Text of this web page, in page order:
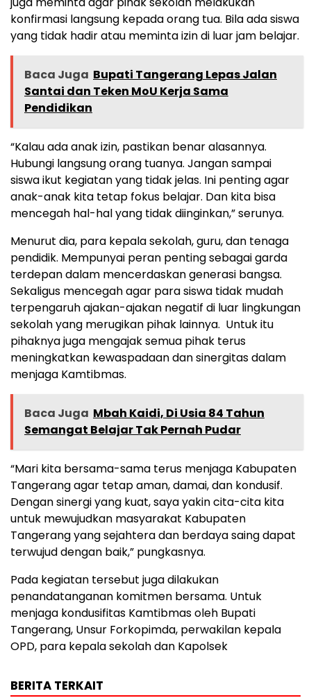
konfirmasi langsung kepada orang tua. Bila ada siswa
yang tidak hadir atau meminta izin di luar jam belajar.
Baca Juga Bupati Tangerang Lepas Jalan
Santai dan Teken MoU Kerja Sama
Pendidikan
“Kalau ada anak izin, pastikan benar alasannya.
Hubungi langsung orang tuanya. Jangan sampai
siswa ikut kegiatan yang tidak jelas. Ini penting agar
anak-anak kita tetap fokus belajar. Dan kita bisa
mencegah hal-hal yang tidak diinginkan,” serunya.
Menurut dia, para kepala sekolah, guru, dan tenaga
pendidik. Mempunyai peran penting sebagai garda
terdepan dalam mencerdaskan generasi bangsa.
Sekaligus mencegah agar para siswa tidak mudah
terpengaruh ajakan-ajakan negatif di luar lingkungan
sekolah yang merugikan pihak lainnya. Untuk itu
pihaknya juga mengajak semua pihak terus
meningkatkan kewaspadaan dan sinergitas dalam
menjaga Kamtibmas.
Baca Juga Mbah Kaidi, Di Usia 84 Tahun
Semangat Belajar Tak Pernah Pudar
“Mari kita bersama-sama terus menjaga Kabupaten
Tangerang agar tetap aman, damai, dan kondusif.
Dengan sinergi yang kuat, saya yakin cita-cita kita
untuk mewujudkan masyarakat Kabupaten
Tangerang yang sejahtera dan berdaya saing dapat
terwujud dengan baik,” pungkasnya.
Pada kegiatan tersebut juga dilakukan
penandatanganan komitmen bersama. Untuk
menjaga kondusifitas Kamtibmas oleh Bupati
Tangerang, Unsur Forkopimda, perwakilan kepala
OPD, para kepala sekolah dan Kapolsek
BERITA TERKAIT